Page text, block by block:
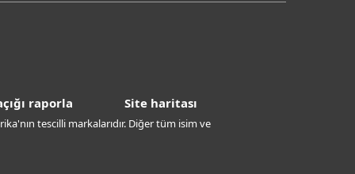
raporla Site haritası
tescilli markalarıdır. Diğer tüm isim ve